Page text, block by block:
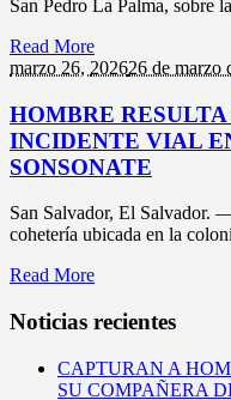
San Pedro La Palma, sobre
Read More
marzo 26, 202626 de marzo
HOMBRE
INCIDENTE VIAL
SONSONATE
San Salvador, El Salvador.
cohetería ubicada en la
Read More
Noticias recientes
CAPTURAN A
SU COMPAÑERA